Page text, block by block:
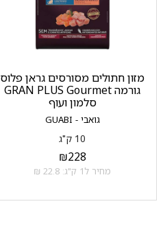
גואבי - GUABI
מזון חתולים מסורסים גראן פלוס
גורמה GRAN PLUS Gourmet
סלמון ועוף
10 ק"ג
₪228
מחיר ל1 ק"ג: 22.8 ₪